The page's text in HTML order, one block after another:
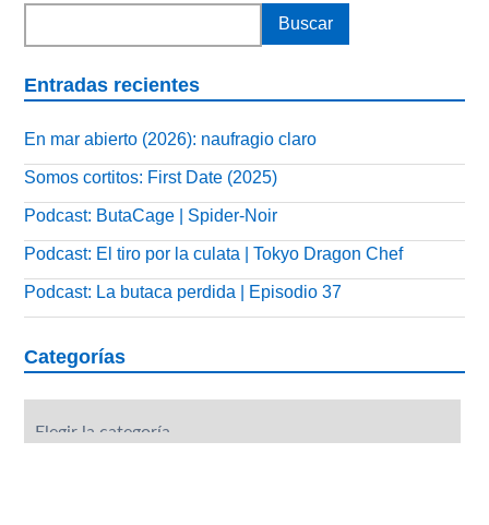
Entradas recientes
En mar abierto (2026): naufragio claro
Somos cortitos: First Date (2025)
Podcast: ButaCage | Spider-Noir
Podcast: El tiro por la culata | Tokyo Dragon Chef
Podcast: La butaca perdida | Episodio 37
Categorías